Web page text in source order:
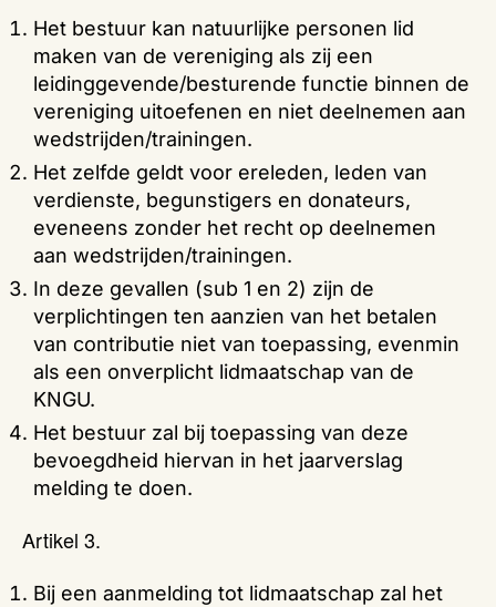
Het bestuur kan natuurlijke personen lid
maken van de vereniging als zij een
leidinggevende/besturende functie binnen de
vereniging uitoefenen en niet deelnemen aan
wedstrijden/trainingen.
Het zelfde geldt voor ereleden, leden van
verdienste, begunstigers en donateurs,
eveneens zonder het recht op deelnemen
aan wedstrijden/trainingen.
In deze gevallen (sub 1 en 2) zijn de
verplichtingen ten aanzien van het betalen
van contributie niet van toepassing, evenmin
als een onverplicht lidmaatschap van de
KNGU.
Het bestuur zal bij toepassing van deze
bevoegdheid hiervan in het jaarverslag
melding te doen.
Artikel 3.
Bij een aanmelding tot lidmaatschap zal het